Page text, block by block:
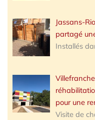
Jassans-
partagé
Installés
pour une
Visite de